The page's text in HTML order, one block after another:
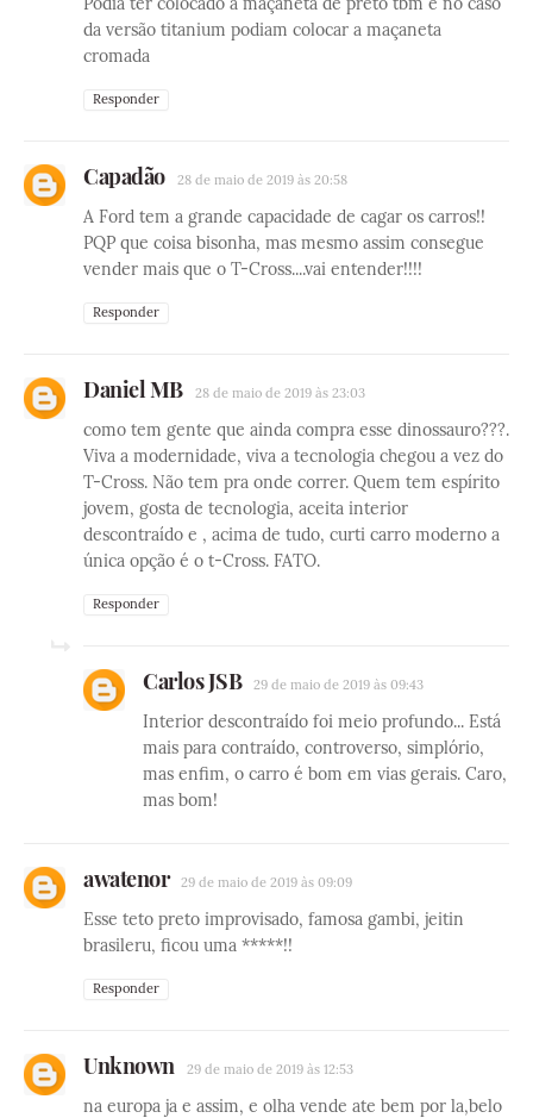
da versão titanium podiam colocar a maçaneta
cromada
Responder
Capadão 28 de maio de 2019 às 20:58
A Ford tem a grande capacidade de cagar os carros!!
PQP que coisa bisonha, mas mesmo assim consegue
vender mais que o T-Cross....vai entender!!!!
Responder
Daniel MB 28 de maio de 2019 às 23:03
como tem gente que ainda compra esse dinossauro???.
Viva a modernidade, viva a tecnologia chegou a vez do
T-Cross. Não tem pra onde correr. Quem tem espírito
jovem, gosta de tecnologia, aceita interior
descontraído e , acima de tudo, curti carro moderno a
única opção é o t-Cross. FATO.
Responder
Carlos JSB 29 de maio de 2019 às 09:43
Interior descontraído foi meio profundo... Está
mais para contraído, controverso, simplório,
mas enfim, o carro é bom em vias gerais. Caro,
mas bom!
awatenor 29 de maio de 2019 às 09:09
Esse teto preto improvisado, famosa gambi, jeitin
brasileru, ficou uma *****!!
Responder
Unknown 29 de maio de 2019 às 12:53
na europa ja e assim, e olha vende ate bem por la,belo